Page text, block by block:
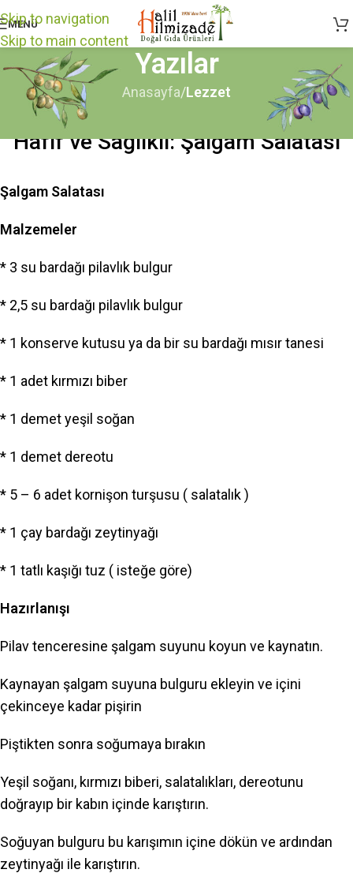
Skip to navigation
Skip to main content
MENÜ
Yazılar
Anasayfa/Lezzet
Hafif ve Sağlıklı: Şalgam Salatası
Şalgam Salatası
Malzemeler
* 3 su bardağı pilavlık bulgur
* 2,5 su bardağı pilavlık bulgur
* 1 konserve kutusu ya da bir su bardağı mısır tanesi
* 1 adet kırmızı biber
* 1 demet yeşil soğan
* 1 demet dereotu
* 5 – 6 adet kornişon turşusu ( salatalık )
* 1 çay bardağı zeytinyağı
* 1 tatlı kaşığı tuz ( isteğe göre)
Hazırlanışı
Pilav tenceresine şalgam suyunu koyun ve kaynatın.
Kaynayan şalgam suyuna bulguru ekleyin ve içini
çekinceye kadar pişirin
Piştikten sonra soğumaya bırakın
Yeşil soğanı, kırmızı biberi, salatalıkları, dereotunu
doğrayıp bir kabın içinde karıştırın.
Soğuyan bulguru bu karışımın içine dökün ve ardından
zeytinyağı ile karıştırın.